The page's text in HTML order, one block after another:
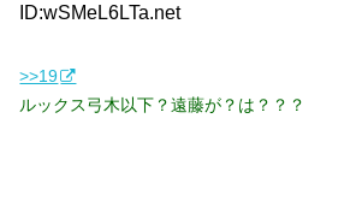
ID:wSMeL6LTa.net
>>19
ルックス弓木以下？遠藤が？は？？？